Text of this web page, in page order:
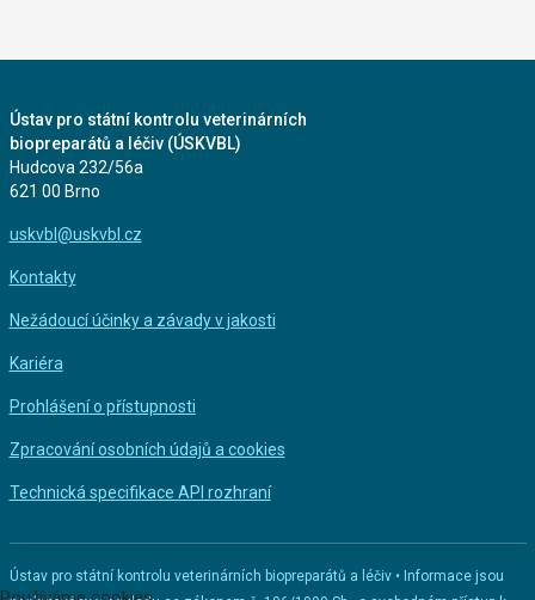
Ústav pro státní kontrolu veterinárních
biopreparátů a léčiv (ÚSKVBL)
Hudcova 232/56a
621 00 Brno
uskvbl@uskvbl.cz
Kontakty
Nežádoucí účinky a závady v jakosti
Kariéra
Prohlášení o přístupnosti
Zpracování osobních údajů a cookies
Technická specifikace API rozhraní
Ústav pro státní kontrolu veterinárních biopreparátů a léčiv • Informace jsou